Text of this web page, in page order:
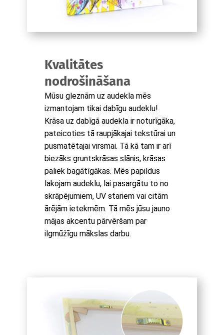
Kvalitātes
nodrošināšana
Mūsu gleznām uz audekla mēs
izmantojam tikai dabīgu audeklu!
Krāsa uz dabīgā audekla ir noturīgāka,
pateicoties tā raupjākajai tekstūrai un
pusmatētajai virsmai. Tā kā tam ir arī
biezāks gruntskrāsas slānis, krāsas
paliek bagātīgākas. Mēs papildus
lakojam audeklu, lai pasargātu to no
skrāpējumiem, UV stariem vai citām
ārējām ietekmēm. Tā mēs jūsu jauno
mājas akcentu pārvēršam par
ilgmūžīgu mākslas darbu.